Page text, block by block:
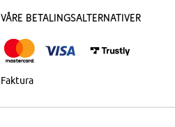
Våre betalingsalternativer
Faktura